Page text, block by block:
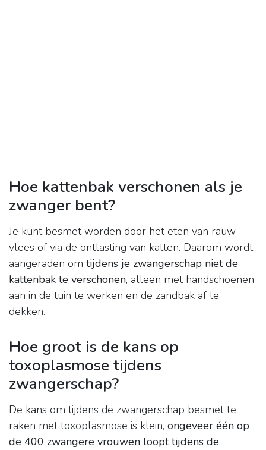
Hoe kattenbak verschonen als je
zwanger bent?
Je kunt besmet worden door het eten van rauw
vlees of via de ontlasting van katten. Daarom wordt
aangeraden om tijdens je zwangerschap niet de
kattenbak te verschonen, alleen met handschoenen
aan in de tuin te werken en de zandbak af te
dekken.
Hoe groot is de kans op
toxoplasmose tijdens
zwangerschap?
De kans om tijdens de zwangerschap besmet te
raken met toxoplasmose is klein, ongeveer één op
de 400 zwangere vrouwen loopt tijdens de